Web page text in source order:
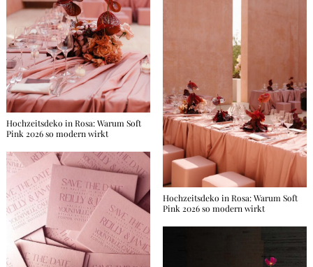
Hochzeitsdeko in Rosa: Warum Soft
Pink 2026 so modern wirkt
Hochzeitsdeko in Rosa: Warum Soft
Pink 2026 so modern wirkt